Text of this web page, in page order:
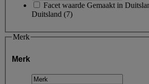
Facet waarde Gemaakt in
Duitsland (7)
Merk
Merk